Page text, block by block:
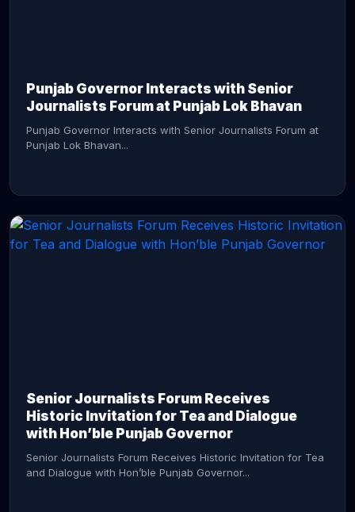
Punjab Governor Interacts with Senior
Journalists Forum at Punjab Lok Bhavan
Punjab Governor Interacts with Senior Journalists Forum at
Punjab Lok Bhavan...
Senior Journalists Forum Receives
Historic Invitation for Tea and Dialogue
with Hon’ble Punjab Governor
Senior Journalists Forum Receives Historic Invitation for Tea
and Dialogue with Hon’ble Punjab Governor...